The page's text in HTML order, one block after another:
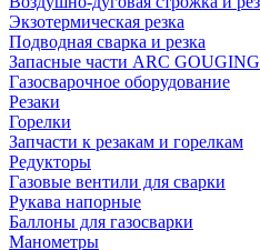
Экзотермическая резка
Подводная сварка и резка
Запасные части ARC
Газосварочное оборудование
Резаки
Горелки
Запчасти к резакам и горелкам
Редукторы
Газовые вентили для сварки
Рукава напорные
Баллоны для газосварки
Манометры